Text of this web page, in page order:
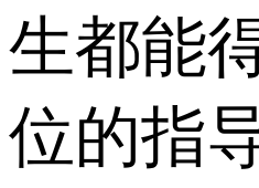
生都能
位的指